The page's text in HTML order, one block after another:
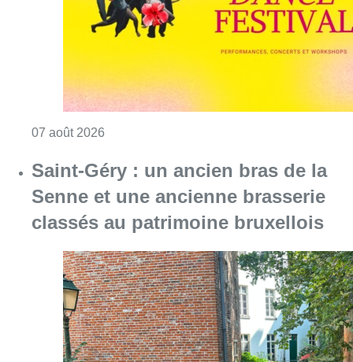
classés au patrimoine bruxellois
06 août 2026Consulter l'article "Saint-Géry : un ancien